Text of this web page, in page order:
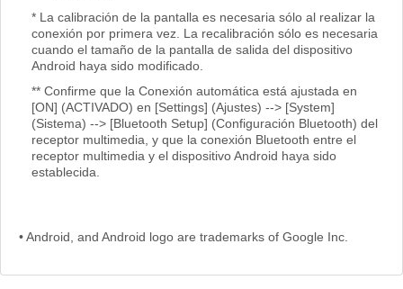
* La calibración de la pantalla es necesaria sólo al realizar la
conexión por primera vez. La recalibración sólo es necesaria
cuando el tamaño de la pantalla de salida del dispositivo
Android haya sido modificado.
** Confirme que la Conexión automática está ajustada en
[ON] (ACTIVADO) en [Settings] (Ajustes) --> [System]
(Sistema) --> [Bluetooth Setup] (Configuración Bluetooth) del
receptor multimedia, y que la conexión Bluetooth entre el
receptor multimedia y el dispositivo Android haya sido
establecida.
• Android, and Android logo are trademarks of Google Inc.